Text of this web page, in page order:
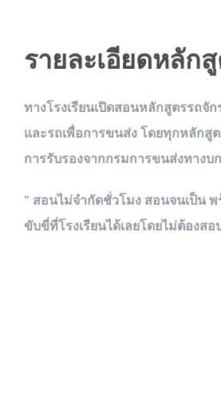
รายละเอียดหลัก
ทางโรงเรียนเปิดสอนหลักสูตรรถจั
และรถเพื่อการขนส่ง โดยทุกหลักสูต
การรับรองจากกรมการขนส่งทางบก
” สอนไม่จำกัดชั่วโมง สอนจนเป็น
ขับขี่ที่โรงเรียนได้เลยโดยไม่ต้องส